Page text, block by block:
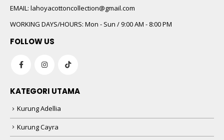
EMAIL: lahoyacottoncollection@gmail.com
WORKING DAYS/HOURS: Mon - Sun / 9:00 AM - 8:00 PM
FOLLOW US
KATEGORI UTAMA
Kurung Adellia
Kurung Cayra